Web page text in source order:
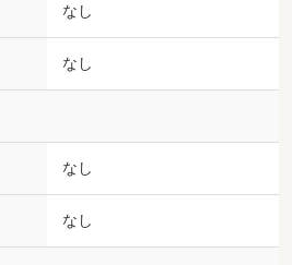
なし
なし
なし
なし